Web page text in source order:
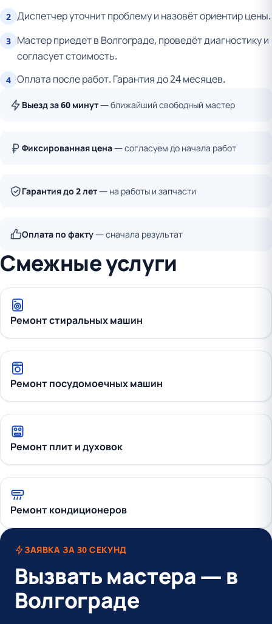
2 Диспетчер уточнит проблему и назовёт ориентир цены.
3 Мастер приедет в Волгограде, проведёт диагностику и
согласует стоимость.
4 Оплата после работ. Гарантия до 24 месяцев.
Выезд за 60 минут— ближайший свободный мастер
Фиксированная цена— согласуем до начала работ
Гарантия до 2 лет— на работы и запчасти
Оплата по факту— сначала результат
Смежные услуги
Ремонт стиральных машин
Ремонт посудомоечных машин
Ремонт плит и духовок
Ремонт кондиционеров
ЗАЯВКА ЗА 30 СЕКУНД
Вызвать мастера — в
Волгограде